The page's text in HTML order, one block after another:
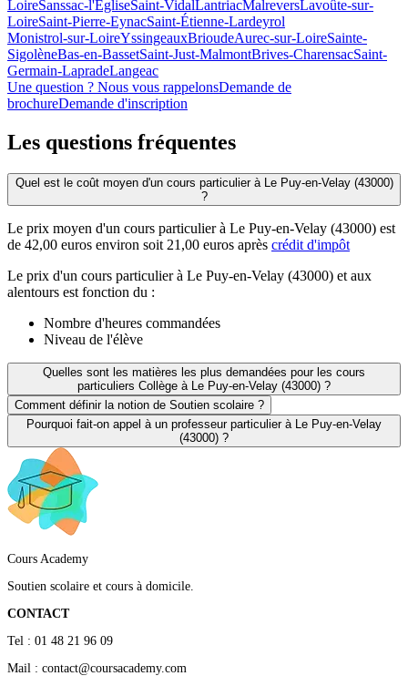
LoireSanssac-l'ÉgliseSaint-VidalLantriacMalreversLavoûte-sur-
LoireSaint-Pierre-EynacSaint-Étienne-Lardeyrol
Monistrol-sur-LoireYssingeauxBrioudeAurec-sur-LoireSainte-
SigolèneBas-en-BassetSaint-Just-MalmontBrives-CharensacSaint-
Germain-LapradeLangeac
Une question ? Nous vous rappelonsDemande de
brochureDemande d'inscription
Les questions fréquentes
Quel est le coût moyen d'un cours particulier à Le Puy-en-Velay (43000)
?
Le prix moyen d'un cours particulier à Le Puy-en-Velay (43000) est
de 42,00 euros environ soit 21,00 euros après crédit d'impôt
Le prix d'un cours particulier à Le Puy-en-Velay (43000) et aux
alentours est fonction du :
Nombre d'heures commandées
Niveau de l'élève
Quelles sont les matières les plus demandées pour les cours
particuliers Collège à Le Puy-en-Velay (43000) ?
Comment définir la notion de Soutien scolaire ?
Pourquoi fait-on appel à un professeur particulier à Le Puy-en-Velay
(43000) ?
Cours Academy
Soutien scolaire et cours à domicile.
CONTACT
Tel : 01 48 21 96 09
Mail : contact@coursacademy.com